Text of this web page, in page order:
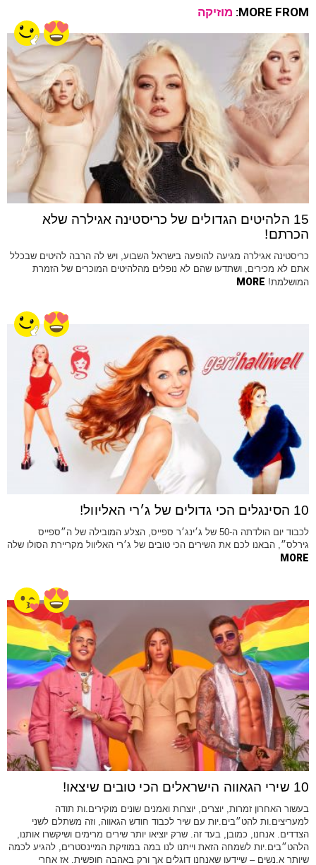
MORE FROM: מוזיקה
15 הלהיטים הגדולים של כריסטינה אגילרה שלא
הכרתם!
כריסטינה אגילרה מגיעה להופעה בישראל השבוע, ויש לה הרבה להיטים שבכלל
אתם לא מכירים, ושתדעו שהם לא נופלים מהלהיטים המוכרים של הזמרת
המושלמת! MORE
10 הסינגלים הכי גדולים של ג׳רי האליוול!
לכבוד יום הולדתה ה-50 של ג׳ינג׳ר ספייס, הצלע המובילה של ה״ספייס
גירלס״, הבאנו לכם את השירים הכי טובים של ג׳רי האליוול מקריירת הסולו שלה
MORE
10 שירי הגאווה הישראלים הכי טובים שיצאו!
בעשור האחרון זמרות, יוצרים, יוצרות ואמנים שונים מוקירים.ות תודה
למעריצים.ות להט״בים.יות עם שיר לכבוד חודש הגאווה, וזה משתלם לשני
הצדדים. אנחנו, כמובן, בעד זה. שרק יוציאו יותר שירים מרימים ושיקשרו אותנו,
הלהט״בים.יות לשמחה הזאת וייתנו לנו במה במוזיקת המיינסטרים, להגיע לכמה
שיותר א.נשים – שיידעו שאנחנו דוגלים אך ורק באהבה חופשית. אז אחרי